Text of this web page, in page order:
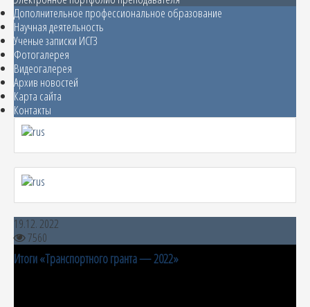
Дополнительное профессиональное образование
Научная деятельность
Ученые записки ИСГЗ
Фотогалерея
Видеогалерея
Архив новостей
Карта сайта
Контакты
19.12. 2022
7560
Итоги «Транспортного гранта — 2022»